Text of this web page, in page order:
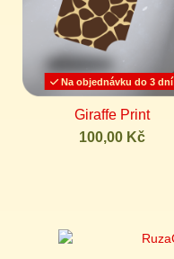
Na objednávku do 3 dní
Giraffe Print
100,00 Kč